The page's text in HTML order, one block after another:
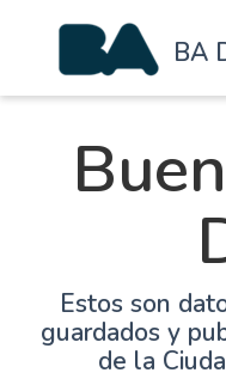
BA
Estos son
guardados y
de la